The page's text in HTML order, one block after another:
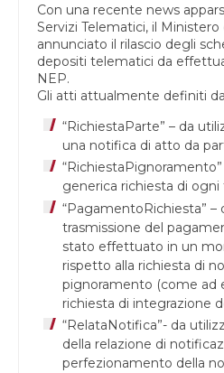
Con una recente news
Servizi Telematici, il Ministero
annunciato il rilascio degli
depositi telematici da
NEP.
Gli atti attualmente definiti
“RichiestaParte” – da
una notifica di atto da
generica richiesta di
“PagamentoRichiesta” –
trasmissione del
stato effettuato in un
rispetto alla richiesta di
pignoramento (come ad
richiesta di integrazione
“RelataNotifica”- da
della relazione di
perfezionamento della